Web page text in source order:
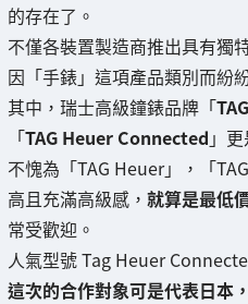
的存在了。
不僅各裝置製造商推出具有獨
因「手錶」這項產品類別而紛
其中，瑞士高級鐘錶品牌「
「TAG Heuer Connected 」
不愧為「TAG Heuer」，「
高且充滿高級感， 就算是最低
常受歡迎。
人氣型號 Tag Heuer
這次的合作對象可是代表日本